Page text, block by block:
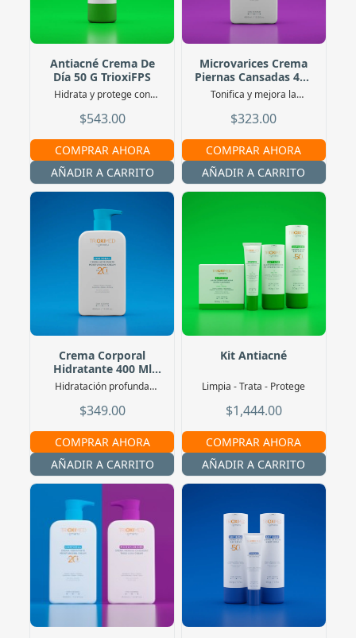
Antiacné Crema De
Día 50 G TrioxiFPS
Hidrata y protege con
$543.00
COMPRAR AHORA
AÑADIR A CARRITO
Microvarices Crema
Piernas Cansadas 400
Ml
Tonifica y mejora la
$323.00
COMPRAR AHORA
AÑADIR A CARRITO
Crema Corporal
Hidratante 400 Ml
TrioxiFPS
Hidratación profunda
gracias al FPS20+
$349.00
COMPRAR AHORA
AÑADIR A CARRITO
Kit Antiacné
Limpia - Trata - Protege
$1,444.00
COMPRAR AHORA
AÑADIR A CARRITO